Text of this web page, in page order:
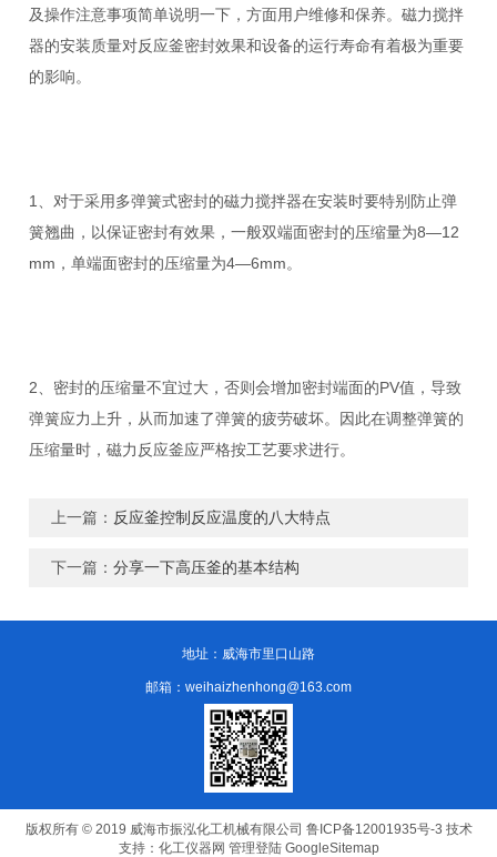
及操作注意事项简单说明一下，方面用户维修和保养。磁力搅拌
器的安装质量对反应釜密封效果和设备的运行寿命有着极为重要
的影响。
1、对于采用多弹簧式密封的磁力搅拌器在安装时要特别防止弹
簧翘曲，以保证密封有效果，一般双端面密封的压缩量为8—12
mm，单端面密封的压缩量为4—6mm。
2、密封的压缩量不宜过大，否则会增加密封端面的PV值，导致
弹簧应力上升，从而加速了弹簧的疲劳破坏。因此在调整弹簧的
压缩量时，磁力反应釜应严格按工艺要求进行。
上一篇： 反应釜控制反应温度的八大特点
下一篇：分享一下高压釜的基本结构
地址：威海市里口山路
邮箱：weihaizhenhong@163.com
版权所有 © 2019 威海市振泓化工机械有限公司 鲁ICP备12001935号-3 技术
支持： 化工仪器网 管理登陆 GoogleSitemap